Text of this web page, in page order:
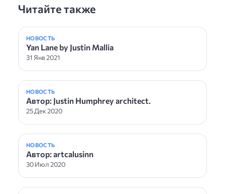
Читайте также
НОВОСТЬ
Yan Lane by Justin Mallia
31 Янв 2021
НОВОСТЬ
Автор: Justin Humphrey architect.
25 Дек 2020
НОВОСТЬ
Автор: artcalusinn
30 Июл 2020